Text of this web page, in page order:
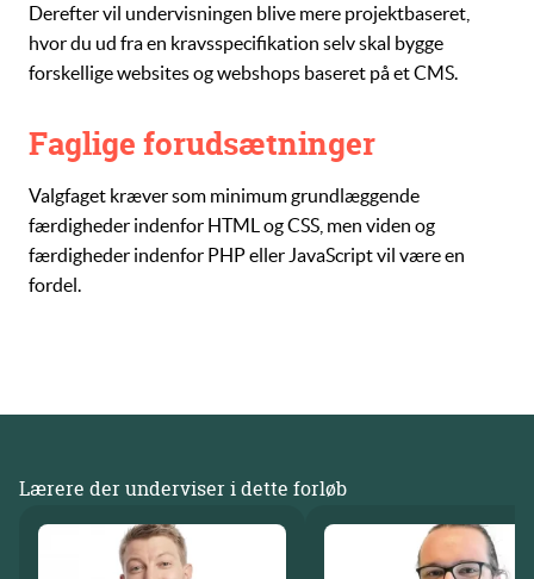
Derefter vil undervisningen blive mere projektbaseret,
hvor du ud fra en kravsspecifikation selv skal bygge
forskellige websites og webshops baseret på et CMS.
Faglige forudsætninger
Valgfaget kræver som minimum grundlæggende
færdigheder indenfor HTML og CSS, men viden og
færdigheder indenfor PHP eller JavaScript vil være en
fordel.
Lærere der underviser i dette forløb